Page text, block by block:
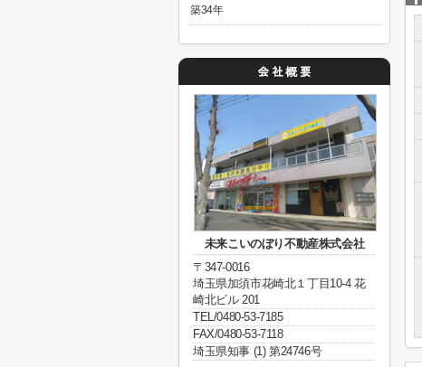
築34年
未来こいのぼり不動産株式会社
〒347-0016
埼玉県加須市花崎北１丁目10-4 花
崎北ビル 201
TEL/0480-53-7185
FAX/0480-53-7118
埼玉県知事 (1) 第24746号